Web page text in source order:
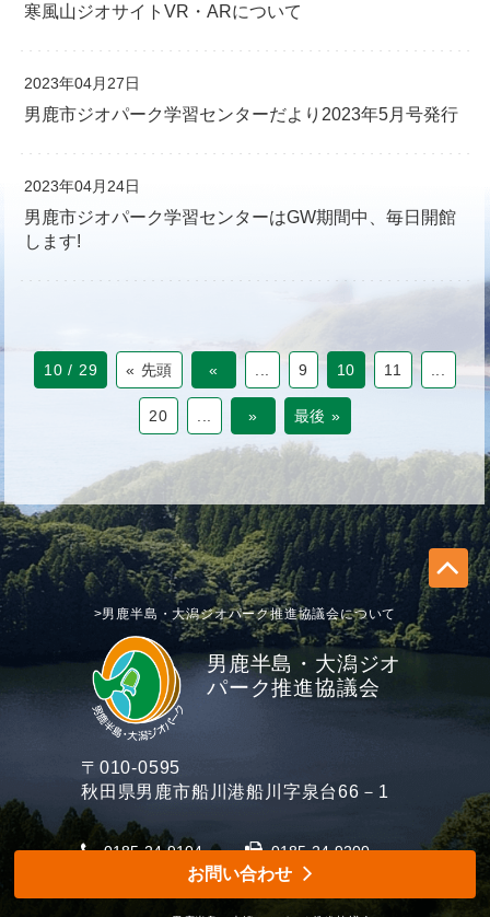
寒風山ジオサイトVR・ARについて
2023年04月27日
男鹿市ジオパーク学習センターだより2023年5月号発行
2023年04月24日
男鹿市ジオパーク学習センターはGW期間中、毎日開館
します!
10 / 29 « 先頭 « ... 9 10 11 ...
20 ... » 最後 »
男鹿半島・大潟ジオ
パーク推進協議会
〒010-0595
秋田県男鹿市船川港船川字泉台66－1
0185-24-9104 0185-24-9200
>男鹿半島・大潟ジオパーク推進協議会について
お問い合わせ